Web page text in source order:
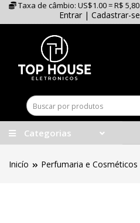
Taxa de câmbio: US$1.00 = R$ 5,80
Entrar | Cadastrar-se
Categorias
Inicío Perfumaria e Cosméticos